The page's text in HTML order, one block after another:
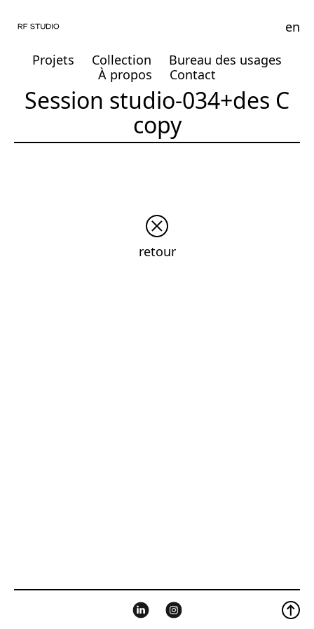
Projets Collection
Bureau des usages
À propos
Contact
en
Session studio-034+des C
copy
retour